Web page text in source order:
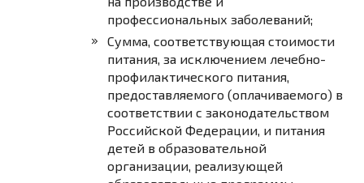
профессиональных заболеваний;
Сумма, соответствующая стоимости
питания, за исключением лечебно-
профилактического питания,
предоставляемого (оплачиваемого) в
соответствии с законодательством
Российской Федерации, и питания
детей в образовательной
организации, реализующей